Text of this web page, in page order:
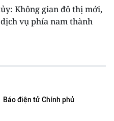
Không gian đô thị mới,
vụ phía nam thành
Báo điện tử Chính phủ